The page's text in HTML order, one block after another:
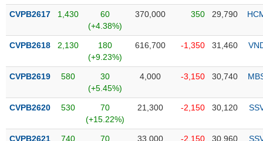
Cổ
chi
tiết
Tổng
quan
Giao
dịch
Tài
CVPB2617 1,430
60
(+4.38%)
370,000 350 29,790
CVPB2618 2,130
180
(+9.23%)
616,700 -1,350 31,460
CVPB2619 580
30
(+5.45%)
4,000 -3,150 30,740
CVPB2620 530
70
(+15.22%)
21,300 -2,150 30,120
CVPB2621 740
70
33,000 -2,150 30,960
MỚI
Ngành
(-)
VS-